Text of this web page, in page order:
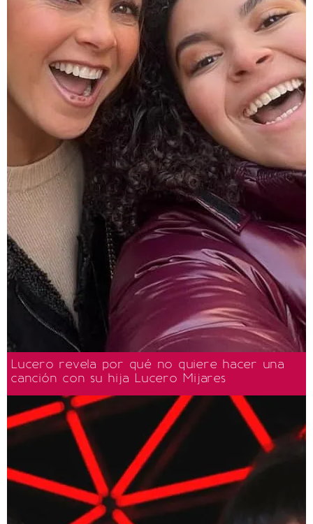
Lucero revela por qué no quiere hacer una
canción con su hija Lucero Mijares